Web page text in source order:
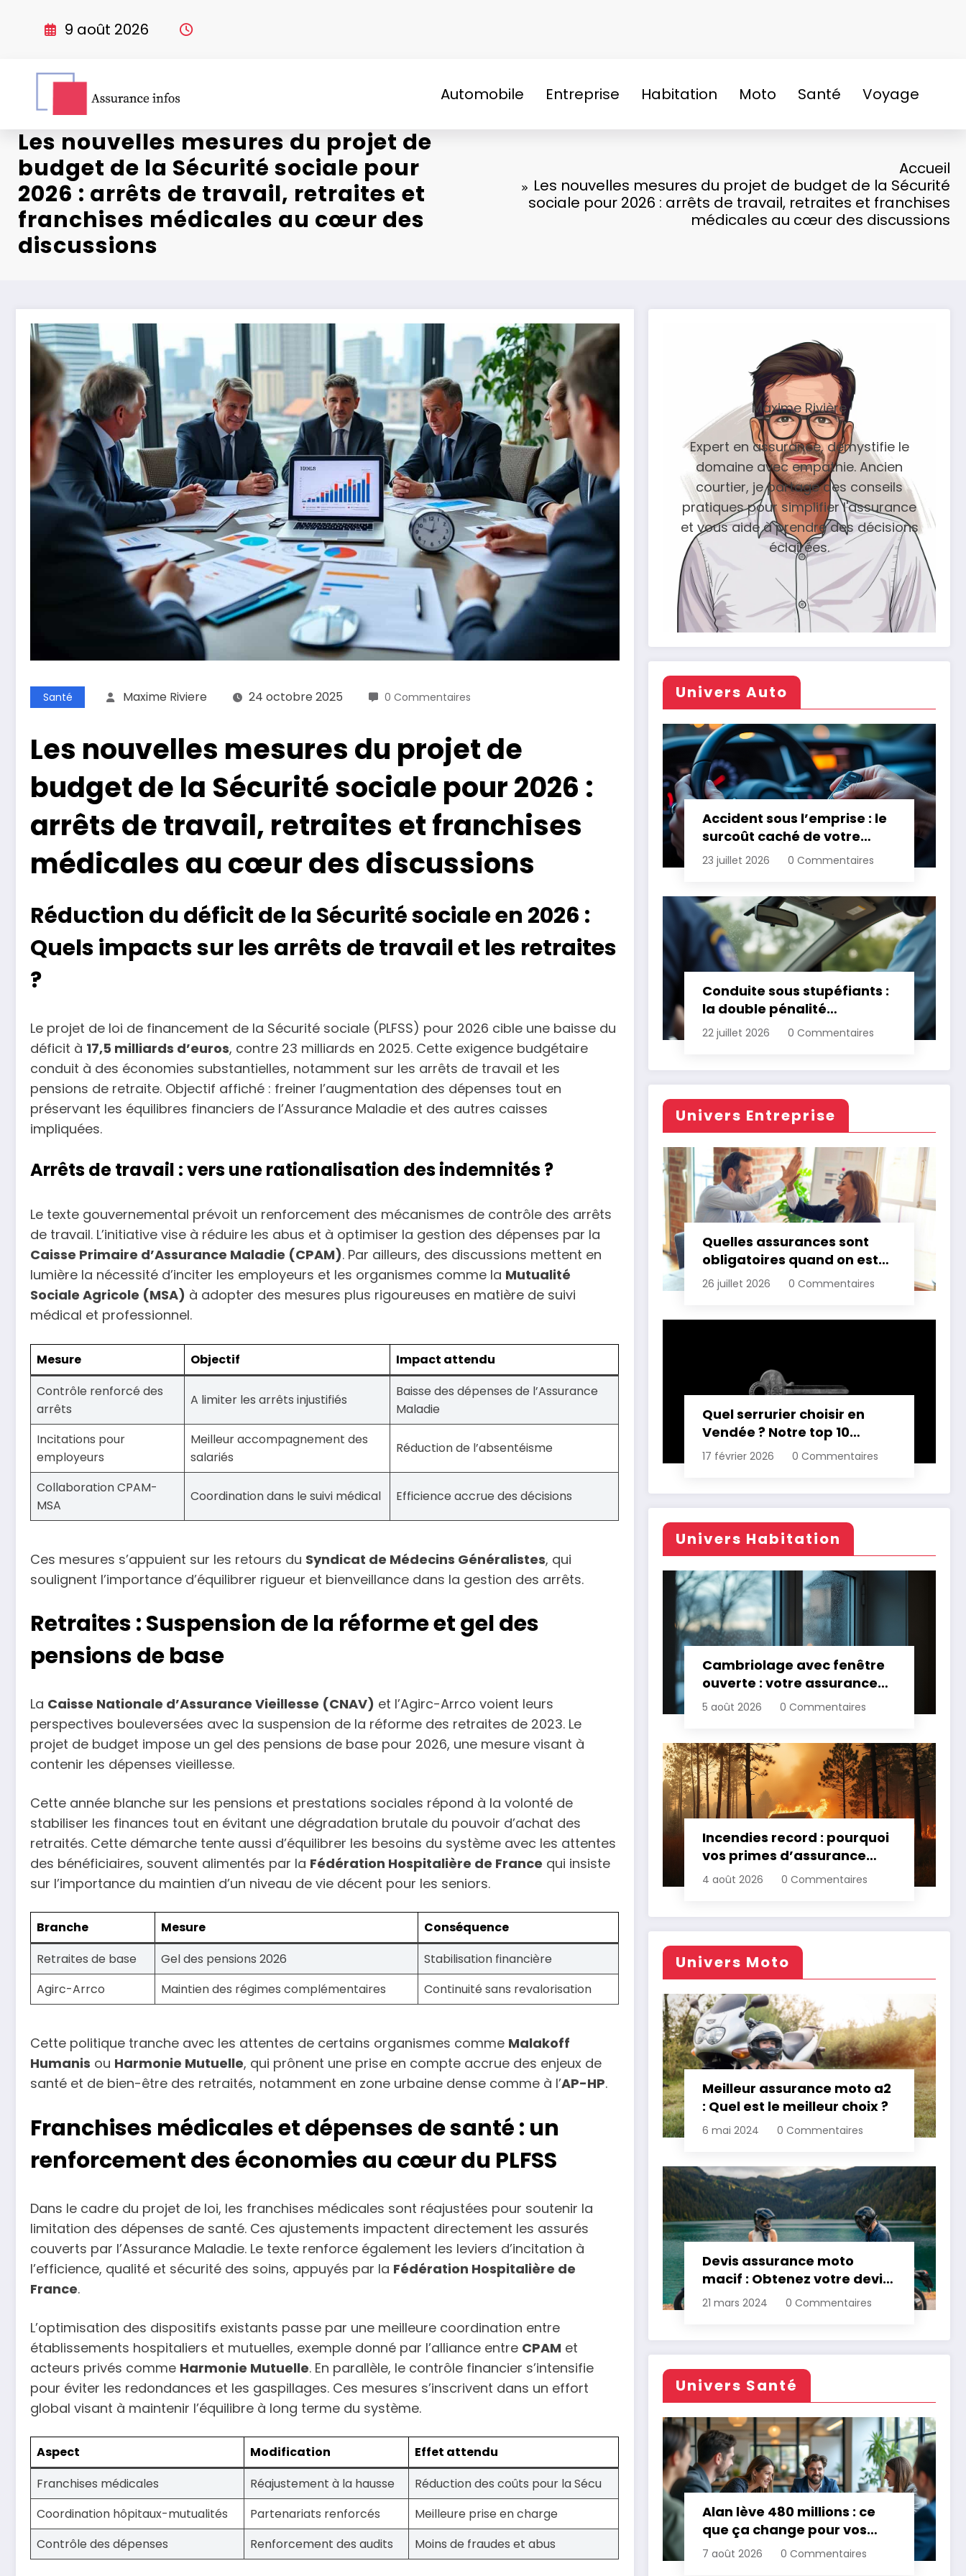
9 août 2026
Automobile Entreprise Habitation Moto Santé Voyage
Les nouvelles mesures du projet de
budget de la Sécurité sociale pour
2026 : arrêts de travail, retraites et
franchises médicales au cœur des
discussions
Accueil
Les nouvelles mesures du projet de budget de la Sécurité
sociale pour 2026 : arrêts de travail, retraites et franchises
médicales au cœur des discussions
Santé Maxime Riviere 24 octobre 2025 0 Commentaires
Les nouvelles mesures du projet de
budget de la Sécurité sociale pour 2026 :
arrêts de travail, retraites et franchises
médicales au cœur des discussions
Réduction du déficit de la Sécurité sociale en 2026 :
Quels impacts sur les arrêts de travail et les retraites
?
Le projet de loi de financement de la Sécurité sociale (PLFSS) pour 2026 cible une baisse du
déficit à 17,5 milliards d’euros, contre 23 milliards en 2025. Cette exigence budgétaire
conduit à des économies substantielles, notamment sur les arrêts de travail et les
pensions de retraite. Objectif affiché : freiner l’augmentation des dépenses tout en
préservant les équilibres financiers de l’Assurance Maladie et des autres caisses
impliquées.
Arrêts de travail : vers une rationalisation des indemnités ?
Le texte gouvernemental prévoit un renforcement des mécanismes de contrôle des arrêts
de travail. L’initiative vise à réduire les abus et à optimiser la gestion des dépenses par la
Caisse Primaire d’Assurance Maladie (CPAM). Par ailleurs, des discussions mettent en
lumière la nécessité d’inciter les employeurs et les organismes comme la Mutualité
Sociale Agricole (MSA) à adopter des mesures plus rigoureuses en matière de suivi
médical et professionnel.
Mesure Objectif
Impact attendu
Contrôle renforcé des
arrêts
A limiter les arrêts injustifiés
Baisse des dépenses de l’Assurance
Maladie
Incitations pour
employeurs
Meilleur accompagnement des
salariés
Réduction de l’absentéisme
Collaboration CPAM-
MSA
Coordination dans le suivi médical Efficience accrue des décisions
Ces mesures s’appuient sur les retours du Syndicat de Médecins Généralistes, qui
soulignent l’importance d’équilibrer rigueur et bienveillance dans la gestion des arrêts.
Retraites : Suspension de la réforme et gel des
pensions de base
La Caisse Nationale d’Assurance Vieillesse (CNAV) et l’Agirc-Arrco voient leurs
perspectives bouleversées avec la suspension de la réforme des retraites de 2023. Le
projet de budget impose un gel des pensions de base pour 2026, une mesure visant à
contenir les dépenses vieillesse.
Cette année blanche sur les pensions et prestations sociales répond à la volonté de
stabiliser les finances tout en évitant une dégradation brutale du pouvoir d’achat des
retraités. Cette démarche tente aussi d’équilibrer les besoins du système avec les attentes
des bénéficiaires, souvent alimentés par la Fédération Hospitalière de France qui insiste
sur l’importance du maintien d’un niveau de vie décent pour les seniors.
Branche Mesure
Conséquence
Retraites de base
Gel des pensions 2026
Stabilisation financière
Agirc-Arrco
Maintien des régimes complémentaires Continuité sans revalorisation
Cette politique tranche avec les attentes de certains organismes comme Malakoff
Humanis ou Harmonie Mutuelle, qui prônent une prise en compte accrue des enjeux de
santé et de bien-être des retraités, notamment en zone urbaine dense comme à l’AP-HP.
Franchises médicales et dépenses de santé : un
renforcement des économies au cœur du PLFSS
Dans le cadre du projet de loi, les franchises médicales sont réajustées pour soutenir la
limitation des dépenses de santé. Ces ajustements impactent directement les assurés
couverts par l’Assurance Maladie. Le texte renforce également les leviers d’incitation à
l’efficience, qualité et sécurité des soins, appuyés par la Fédération Hospitalière de
France.
L’optimisation des dispositifs existants passe par une meilleure coordination entre
établissements hospitaliers et mutuelles, exemple donné par l’alliance entre CPAM et
acteurs privés comme Harmonie Mutuelle. En parallèle, le contrôle financier s’intensifie
pour éviter les redondances et les gaspillages. Ces mesures s’inscrivent dans un effort
global visant à maintenir l’équilibre à long terme du système.
Aspect Modification
Effet attendu
Franchises médicales
Réajustement à la hausse
Réduction des coûts pour la Sécu
Coordination hôpitaux-mutualités
Partenariats renforcés
Meilleure prise en charge
Contrôle des dépenses
Renforcement des audits Moins de fraudes et abus
Maxime Rivière
Expert en assurance, démystifie le
domaine avec empathie. Ancien
courtier, je partage des conseils
pratiques pour simplifier l'assurance
et vous aide à prendre des décisions
éclairées.
Univers Auto
Accident sous l’emprise : le
surcoût caché de votre
assurance
23 juillet 2026 0 Commentaires
Conduite sous stupéfiants :
la double pénalité
d’assurance automobile
22 juillet 2026 0 Commentaires
Univers Entreprise
Quelles assurances sont
obligatoires quand on est
professionnel ?
26 juillet 2026 0 Commentaires
Quel serrurier choisir en
Vendée ? Notre top 10
comparatif
17 février 2026 0 Commentaires
Univers Habitation
Cambriolage avec fenêtre
ouverte : votre assurance
paie-t-elle ?
5 août 2026 0 Commentaires
Incendies record : pourquoi
vos primes d’assurance
vont augmenter
4 août 2026 0 Commentaires
Univers Moto
Meilleur assurance moto a2
: Quel est le meilleur choix ?
6 mai 2024 0 Commentaires
Devis assurance moto
macif : Obtenez votre devis
personnalisé
21 mars 2024 0 Commentaires
Univers Santé
Alan lève 480 millions : ce
que ça change pour vos
assurances
7 août 2026 0 Commentaires